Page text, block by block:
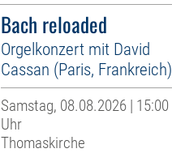
Bach reloaded
Orgelkonzert mit David
Cassan (Paris, Frankreich)
Samstag, 08.08.2026 | 15:00
Uhr
Thomaskirche